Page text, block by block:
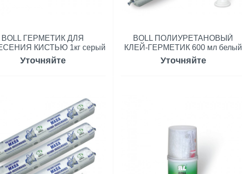
BOLL ГЕРМЕТИК ДЛЯ
КИСТЬЮ 1кг серый
Уточняйте
BOLL ПОЛИУРЕТАНОВЫЙ
КЛЕЙ-ГЕРМЕТИК 600 мл белый
Уточняйте